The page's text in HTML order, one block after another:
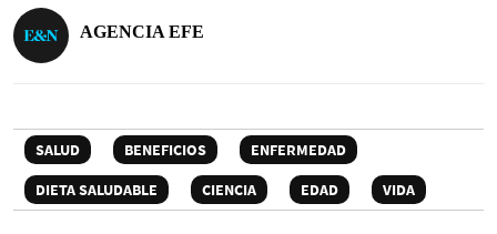
AGENCIA EFE
SALUD BENEFICIOS
ENFERMEDAD
DIETA SALUDABLE
CIENCIA EDAD VIDA